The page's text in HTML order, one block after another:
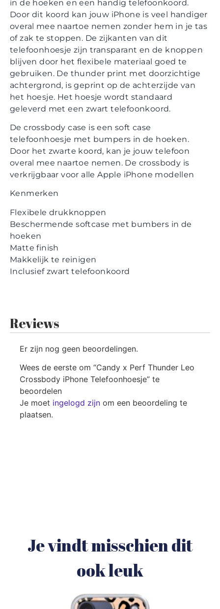
in de hoeken en een handig telefoonkoord.
Door dit koord kan jouw iPhone is veel handiger
overal mee naartoe nemen zonder hem in je tas
of zak te stoppen. De zijkanten van dit
telefoonhoesje zijn transparant en de knoppen
blijven door het flexibele materiaal goed te
gebruiken. De thunder print met doorzichtige
achtergrond, is geprint op de achterzijde van
het hoesje. Het hoesje wordt standaard
geleverd met een zwart telefoonkoord.
De crossbody case is een soft case
telefoonhoesje met bumpers in de hoeken.
Door het zwarte koord, kan je jouw telefoon
overal mee naartoe nemen. De crossbody is
verkrijgbaar voor alle Apple iPhone modellen
Kenmerken
Flexibele drukknoppen
Beschermende softcase met bumbers in de
hoeken
Matte finish
Makkelijk te reinigen
Inclusief zwart telefoonkoord
Reviews
Er zijn nog geen beoordelingen.
Wees de eerste om “Candy x Perf Thunder Leo
Crossbody iPhone Telefoonhoesje” te
beoordelen
Je moet ingelogd zijn om een beoordeling te
plaatsen.
Je vindt misschien dit
ook leuk